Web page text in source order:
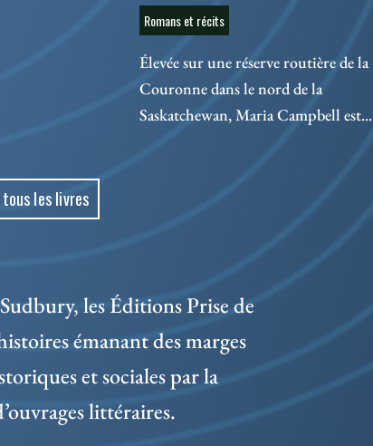
Romans et récits
Élevée sur une réserve routière de la
Couronne dans le nord de la
Saskatchewan, Maria Campbell est...
les livres
les Éditions Prise de
émanant des marges
et sociales par la
littéraires.